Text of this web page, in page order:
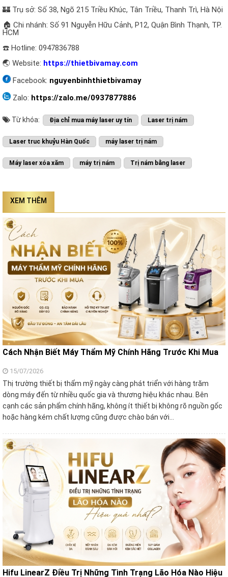
🏰 Trụ sở: Số 38, Ngõ 215 Triều Khúc, Tân Triều, Thanh Trì, Hà Nội
🏠 Chi nhánh: Số 91 Nguyễn Hữu Cảnh, P12, Quận Bình Thạnh, TP.
HCM
☎️ Hotline: 0947836788
🌏 Website: https://thietbivamay.com
Facebook: nguyenbinhthietbivamay
Zalo: https://zalo.me/0937877886
Từ khóa: Địa chỉ mua máy laser uy tín Laser trị nám
Laser truc khuỷu Hàn Quốc máy laser trị nám
Máy laser xóa xăm máy trị nám Trị nám bằng laser
XEM THÊM
Cách Nhận Biết Máy Thẩm Mỹ Chính Hãng Trước Khi Mua
15/07/2026
Thị trường thiết bị thẩm mỹ ngày càng phát triển với hàng trăm
dòng máy đến từ nhiều quốc gia và thương hiệu khác nhau. Bên
cạnh các sản phẩm chính hãng, không ít thiết bị không rõ nguồn gốc
hoặc hàng kém chất lượng cũng được chào bán với…
Hifu LinearZ Điều Trị Những Tình Trạng Lão Hóa Nào Hiệu